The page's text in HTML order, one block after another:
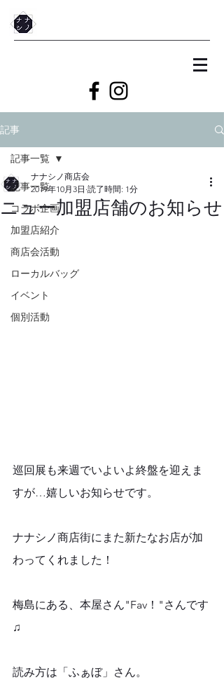
記事
記事一覧
コラボ企画
加盟店紹介
商店会活動
ローカルバッグ
イベント
個別活動
記事一覧
ニュー加盟店舗のお知らせ
ナナシノ商店会
2019年10月3日 読了時間: 1分
巡回展も来週でいよいよ終盤を迎えま
すが…嬉しいお知らせです。
ナナシノ商店街にまた新たなお店が加
わってくれました！
梅島にある、本屋さん"Fav！"さんです
♫
読み方は「ふぁぼ」さん。